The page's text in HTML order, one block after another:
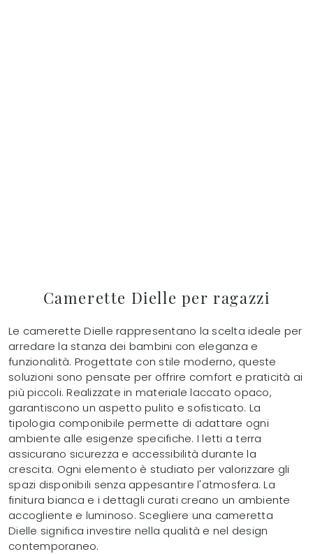
Camerette Dielle per ragazzi
Le camerette Dielle rappresentano la scelta ideale per
arredare la stanza dei bambini con eleganza e
funzionalità. Progettate con stile moderno, queste
soluzioni sono pensate per offrire comfort e praticità ai
più piccoli. Realizzate in materiale laccato opaco,
garantiscono un aspetto pulito e sofisticato. La
tipologia componibile permette di adattare ogni
ambiente alle esigenze specifiche. I letti a terra
assicurano sicurezza e accessibilità durante la
crescita. Ogni elemento è studiato per valorizzare gli
spazi disponibili senza appesantire l'atmosfera. La
finitura bianca e i dettagli curati creano un ambiente
accogliente e luminoso. Scegliere una cameretta
Dielle significa investire nella qualità e nel design
contemporaneo.